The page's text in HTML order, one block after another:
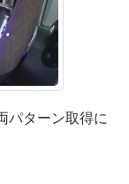
パターン取得に